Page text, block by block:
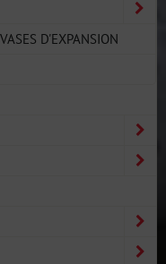
D'EXPANSION